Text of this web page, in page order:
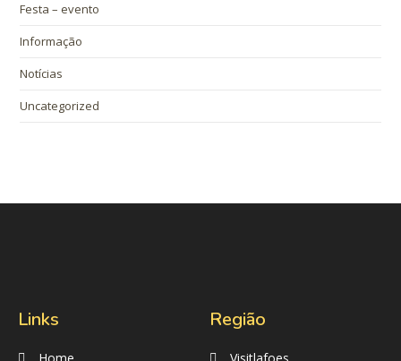
Festa – evento
Informação
Notícias
Uncategorized
Links Região